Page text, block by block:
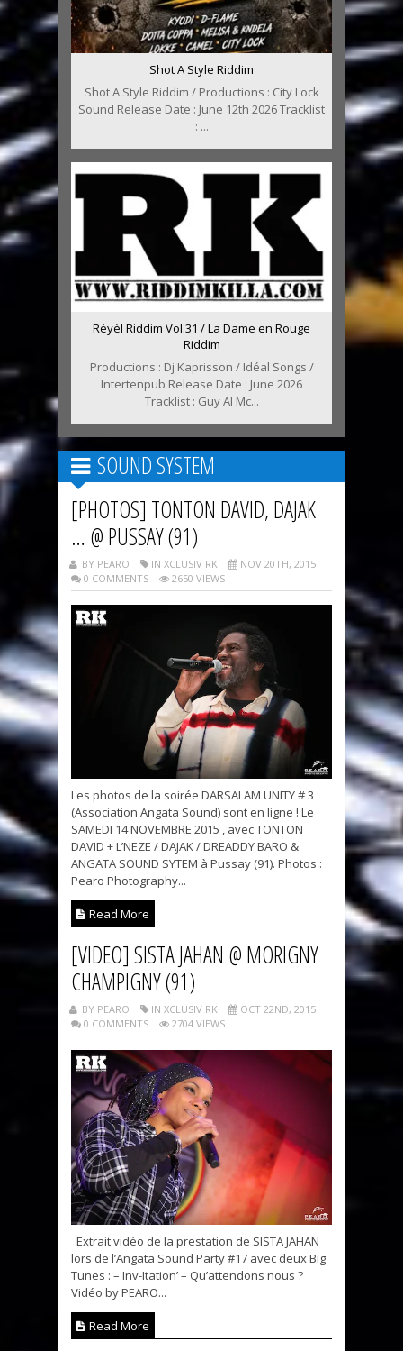
Shot A Style Riddim
Shot A Style Riddim / Productions : City Lock
Sound Release Date : June 12th 2026 Tracklist
: ...
Réyèl Riddim Vol.31 / La Dame en Rouge
Riddim
Productions : Dj Kaprisson / Idéal Songs /
Intertenpub Release Date : June 2026
Tracklist : Guy Al Mc...
SOUND SYSTEM
[PHOTOS] TONTON DAVID, DAJAK
… @ PUSSAY (91)
BY PEARO IN XCLUSIV RK
NOV 20TH, 2015
0 COMMENTS
2650 VIEWS
Les photos de la soirée DARSALAM UNITY # 3
(Association Angata Sound) sont en ligne ! Le
SAMEDI 14 NOVEMBRE 2015 , avec TONTON
DAVID + L’NEZE / DAJAK / DREADDY BARO &
ANGATA SOUND SYTEM à Pussay (91). Photos :
Pearo Photography...
Read More
[VIDEO] SISTA JAHAN @ MORIGNY
CHAMPIGNY (91)
BY PEARO IN XCLUSIV RK
OCT 22ND, 2015
0 COMMENTS
2704 VIEWS
Extrait vidéo de la prestation de SISTA JAHAN
lors de l’Angata Sound Party #17 avec deux Big
Tunes : – Inv-Itation’ – Qu’attendons nous ?
Vidéo by PEARO...
Read More